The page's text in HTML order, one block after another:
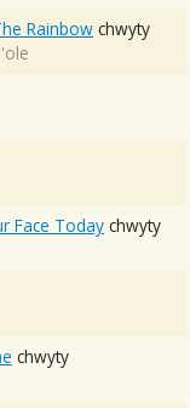
Rainbow chwyty
Face Today chwyty
chwyty